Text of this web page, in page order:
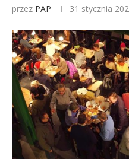
przez PAP 31 stycznia